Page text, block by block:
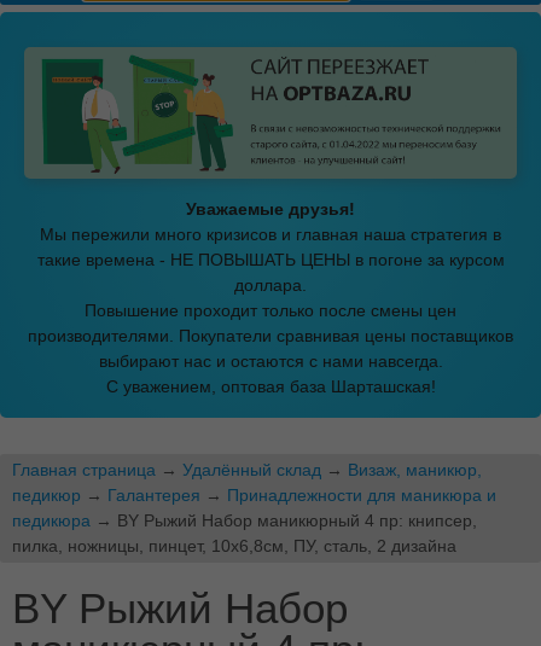
Уважаемые друзья!
Мы пережили много кризисов и главная наша стратегия в
такие времена - НЕ ПОВЫШАТЬ ЦЕНЫ в погоне за курсом
доллара.
Повышение проходит только после смены цен
производителями. Покупатели сравнивая цены поставщиков
выбирают нас и остаются с нами навсегда.
С уважением, оптовая база Шарташская!
Главная страница → Удалённый склад → Визаж, маникюр,
педикюр → Галантерея → Принадлежности для маникюра и
педикюра → BY Рыжий Набор маникюрный 4 пр: книпсер,
пилка, ножницы, пинцет, 10х6,8см, ПУ, сталь, 2 дизайна
BY Рыжий Набор